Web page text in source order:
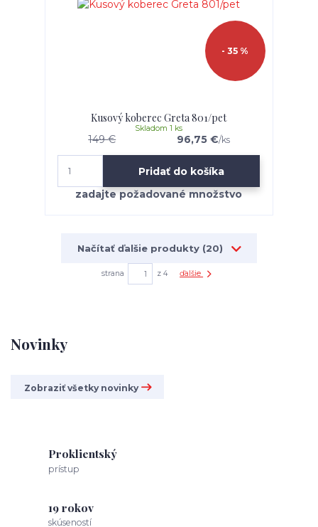
Novinky
Zobraziť všetky novinky
- 35 %
Kusový koberec Greta 801/pet
149 € 96,75 €/ks
Skladom 1 ks
Pridať do košíka
Načítať ďalšie produkty (20)
strana z 4 ďalšie
Proklientský
prístup
19 rokov
skúseností